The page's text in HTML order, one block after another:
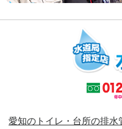
愛知のトイレ・台所の排